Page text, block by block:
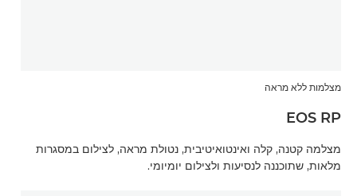
מצלמות ללא מראה
EOS RP
מצלמה קטנה, קלה ואינטואיטיבית, נטולת מראה, לצילום במסגרות
מלאות, שתוכננה לנסיעות ולצילום יומיומי.